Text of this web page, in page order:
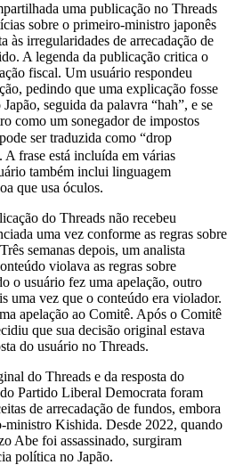
uma publicação no Threads
sobre o primeiro-ministro japonês
às irregularidades de arrecadação de
A legenda da publicação critica o
fiscal. Um usuário respondeu
pedindo que uma explicação fosse
seguida da palavra “hah”, e se
como um sonegador de impostos
ser traduzida como “drop
frase está incluída em várias
também inclui linguagem
que usa óculos.
do Threads não recebeu
uma vez conforme as regras sobre
semanas depois, um analista
violava as regras sobre
o usuário fez uma apelação, outro
uma vez que o conteúdo era violador.
apelação ao Comitê. Após o Comitê
que sua decisão original estava
do usuário no Threads.
do Threads e da resposta do
Partido Liberal Democrata foram
de arrecadação de fundos, embora
ministro Kishida. Desde 2022, quando
Abe foi assassinado, surgiram
política no Japão.